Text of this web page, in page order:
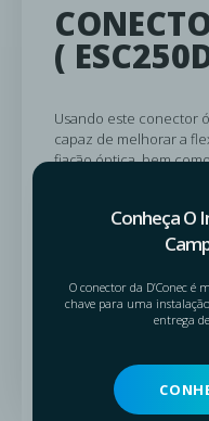
(
Usando este conector
capaz de melhorar a
fiação óptica, bem
Coerente comLAN,
SOLICITAR
Conheça O
O conector da D’Conec é
chave para uma
entrega